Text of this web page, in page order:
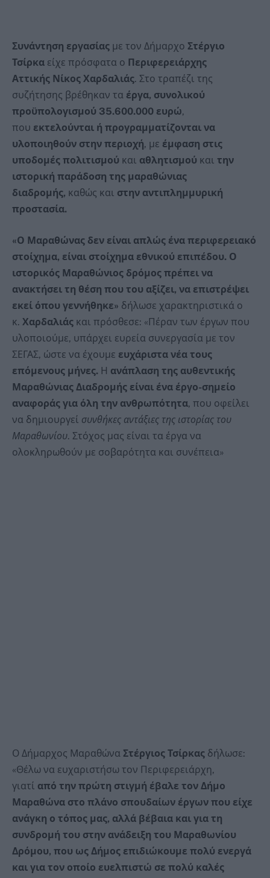
Συνάντηση εργασίας με τον Δήμαρχο Στέργιο
Τσίρκα είχε πρόσφατα ο Περιφερειάρχης
Αττικής Νίκος Χαρδαλιάς. Στο τραπέζι της
συζήτησης βρέθηκαν τα έργα, συνολικού
προϋπολογισμού 35.600.000 ευρώ,
που εκτελούνται ή προγραμματίζονται να
υλοποιηθούν στην περιοχή, με έμφαση στις
υποδομές πολιτισμού και αθλητισμού και την
ιστορική παράδοση της μαραθώνιας
διαδρομής, καθώς και στην αντιπλημμυρική
προστασία.
«Ο Μαραθώνας δεν είναι απλώς ένα περιφερειακό
στοίχημα, είναι στοίχημα εθνικού επιπέδου. Ο
ιστορικός Μαραθώνιος δρόμος πρέπει να
ανακτήσει τη θέση που του αξίζει, να επιστρέψει
εκεί όπου γεννήθηκε» δήλωσε χαρακτηριστικά ο
κ. Χαρδαλιάς και πρόσθεσε: «Πέραν των έργων που
υλοποιούμε, υπάρχει ευρεία συνεργασία με τον
ΣΕΓΑΣ, ώστε να έχουμε ευχάριστα νέα τους
επόμενους μήνες. Η ανάπλαση της αυθεντικής
Μαραθώνιας Διαδρομής είναι ένα έργο-σημείο
αναφοράς για όλη την ανθρωπότητα, που οφείλει
να δημιουργεί συνθήκες αντάξιες της ιστορίας του
Μαραθωνίου. Στόχος μας είναι τα έργα να
ολοκληρωθούν με σοβαρότητα και συνέπεια»
Ο Δήμαρχος Μαραθώνα Στέργιος Τσίρκας δήλωσε:
«Θέλω να ευχαριστήσω τον Περιφερειάρχη,
γιατί από την πρώτη στιγμή έβαλε τον Δήμο
Μαραθώνα στο πλάνο σπουδαίων έργων που είχε
ανάγκη ο τόπος μας, αλλά βέβαια και για τη
συνδρομή του στην ανάδειξη του Μαραθωνίου
Δρόμου, που ως Δήμος επιδιώκουμε πολύ ενεργά
και για τον οποίο ευελπιστώ σε πολύ καλές